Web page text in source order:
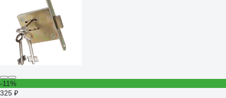
-11%
325 ₽